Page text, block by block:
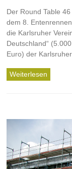
Der Round Table
dem 8.
die Karlsruher
Deutschland“
Euro) der
Weiterlesen